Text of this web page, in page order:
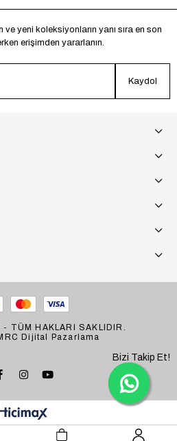
yeni koleksiyonların yanı sıra en son
erişimden yararlanın.
Kaydol
TÜM HAKLARI SAKLIDIR.
Dijital Pazarlama
Bizi Takip Et!